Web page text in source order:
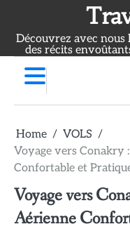
content
Découvrez avec nous
des récits
Home
VOLS
Voyage vers Conakry
Confortable et
Voyage vers
Aérienne